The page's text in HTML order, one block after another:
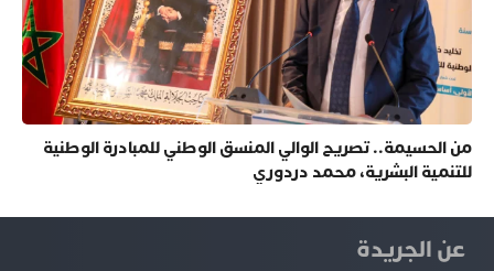
من الحسيمة.. تصريح الوالي المنسق الوطني للمبادرة الوطنية
للتنمية البشرية، محمد دردوري
عن الجريدة